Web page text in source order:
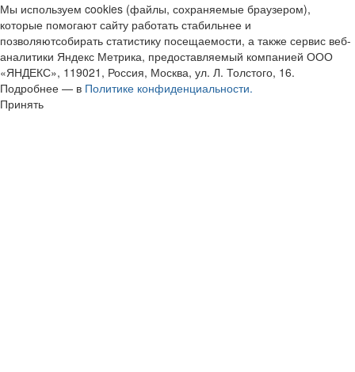
Мы используем cookies (файлы, сохраняемые браузером),
которые помогают сайту работать стабильнее и
позволяютсобирать статистику посещаемости, а также сервис веб-
аналитики Яндекс Метрика, предоставляемый компанией ООО
«ЯНДЕКС», 119021, Россия, Москва, ул. Л. Толстого, 16.
Подробнее — в Политике конфиденциальности.
Принять